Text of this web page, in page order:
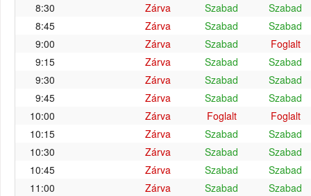
8:30
Zárva Szabad
Szabad
8:45
Zárva Szabad
Szabad
9:00
Zárva Szabad
Foglalt
9:15
Zárva Szabad
Szabad
9:30
Zárva Szabad
Szabad
9:45
Zárva Szabad
Szabad
10:00
Zárva Foglalt
Foglalt
10:15
Zárva Szabad
Szabad
10:30
Zárva Szabad
Szabad
10:45
Zárva Szabad
Szabad
11:00
Zárva Szabad
Szabad